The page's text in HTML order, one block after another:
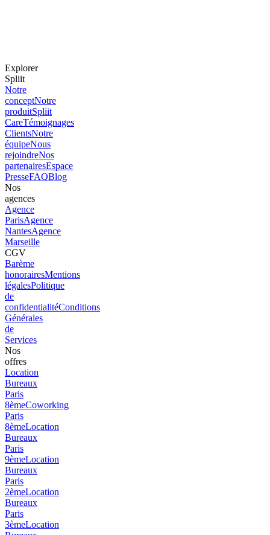
Explorer
Spliit
Notre
conceptNotre
produitSpliit
CareTémoignages
ClientsNotre
équipeNous
rejoindreNos
partenairesEspace
PresseFAQBlog
Nos
agences
Agence
ParisAgence
NantesAgence
Marseille
CGV
Barème
honorairesMentions
légalesPolitique
de
confidentialitéConditions
Générales
de
Services
Nos
offres
Location
Bureaux
Paris
8èmeCoworking
Paris
8èmeLocation
Bureaux
Paris
9èmeLocation
Bureaux
Paris
2èmeLocation
Bureaux
Paris
3èmeLocation